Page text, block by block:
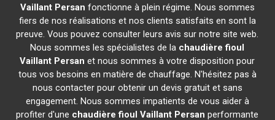
Vaillant Persan fonctionne à plein régime. Nous sommes
fiers de nos réalisations et nos clients satisfaits en sont la
preuve. Vous pouvez consulter leurs avis sur notre site web.
Nous sommes les spécialistes de la chaudière fioul
Vaillant Persan et nous sommes à votre disposition pour
tous vos besoins en matière de chauffage. N'hésitez pas à
nous contacter pour obtenir un devis gratuit et sans
engagement. Nous sommes impatients de vous aider à
profiter d'une chaudière fioul Vaillant Persan performante